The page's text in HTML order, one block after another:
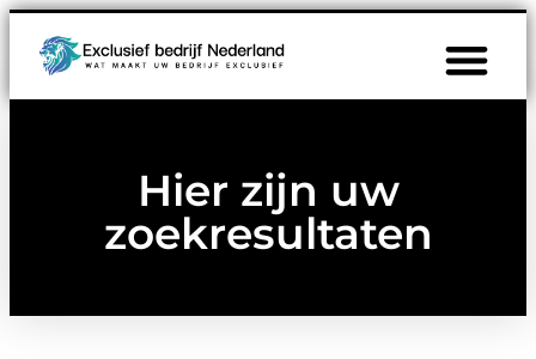
Hier zijn uw
zoekresultaten